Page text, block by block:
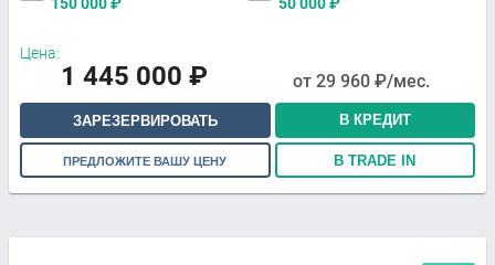
Цена:
1 445 000 ₽ от 29 960 ₽/мес.
ЗАРЕЗЕРВИРОВАТЬ В КРЕДИТ
ПРЕДЛОЖИТЕ ВАШУ ЦЕНУ В TRADE IN